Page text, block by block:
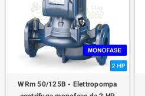
WRm 50/125B - Elettropompa